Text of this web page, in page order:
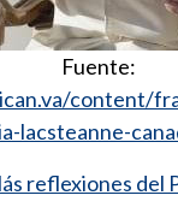
Fuente:
content/
lacsteanne-
reflexiones del